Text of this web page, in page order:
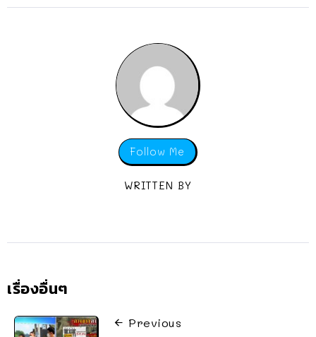
Follow Me
WRITTEN BY
เรื่องอื่นๆ
Previous